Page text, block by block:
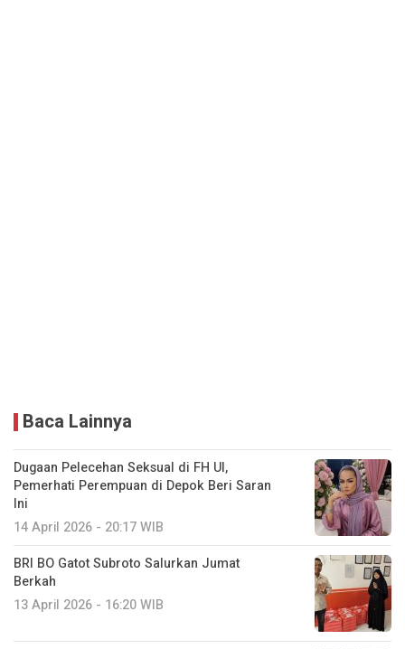
Baca Lainnya
Dugaan Pelecehan Seksual di FH UI,
Pemerhati Perempuan di Depok Beri Saran
Ini
14 April 2026 - 20:17 WIB
BRI BO Gatot Subroto Salurkan Jumat
Berkah
13 April 2026 - 16:20 WIB